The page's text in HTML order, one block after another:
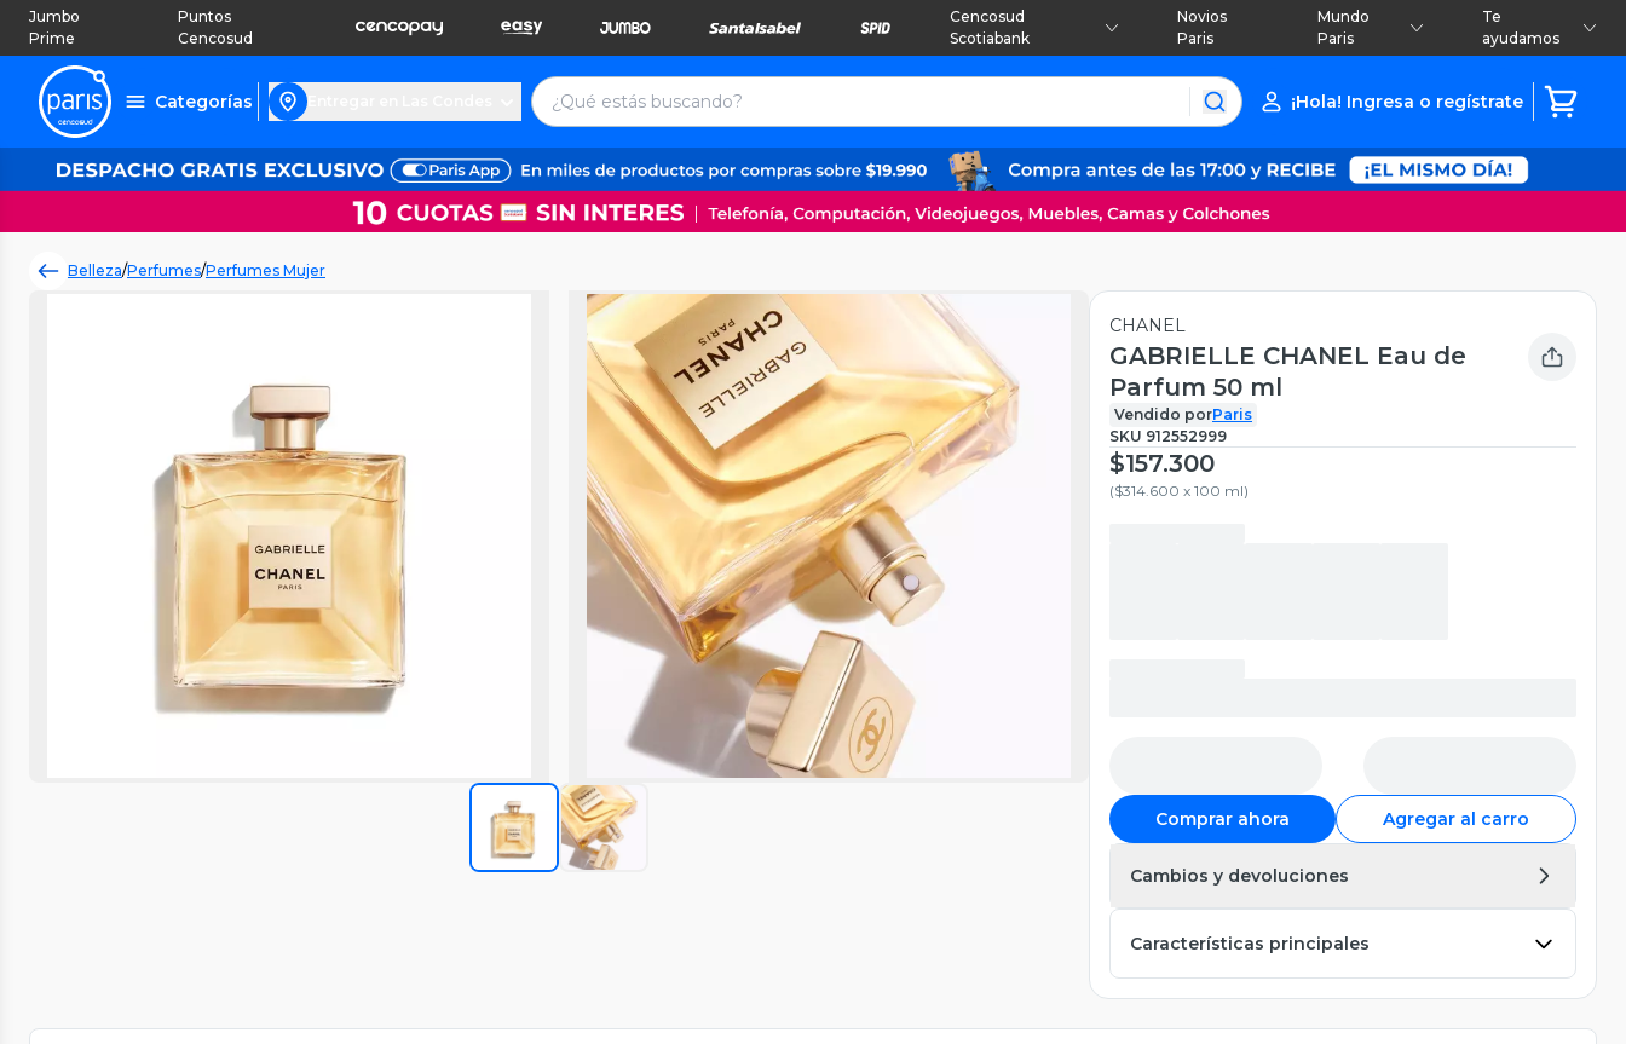
Jumbo
Prime
Puntos
Cencosud
Cencosud
Scotiabank
Novios
Paris
Mundo
Paris
Te
ayudamos
Categorías ¡Hola! Ingresa o regístrate
Belleza/Perfumes/Perfumes Mujer
CHANEL
GABRIELLE CHANEL Eau de
Parfum 50 ml
Vendido porParis
SKU 912552999
$157.300
($314.600 x 100 ml)
Comprar ahora Agregar al carro
Cambios y devoluciones
Características principales